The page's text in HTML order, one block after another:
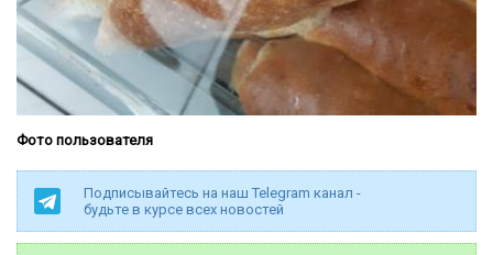
Фото пользователя
Подписывайтесь на наш Telegram канал -
будьте в курсе всех новостей